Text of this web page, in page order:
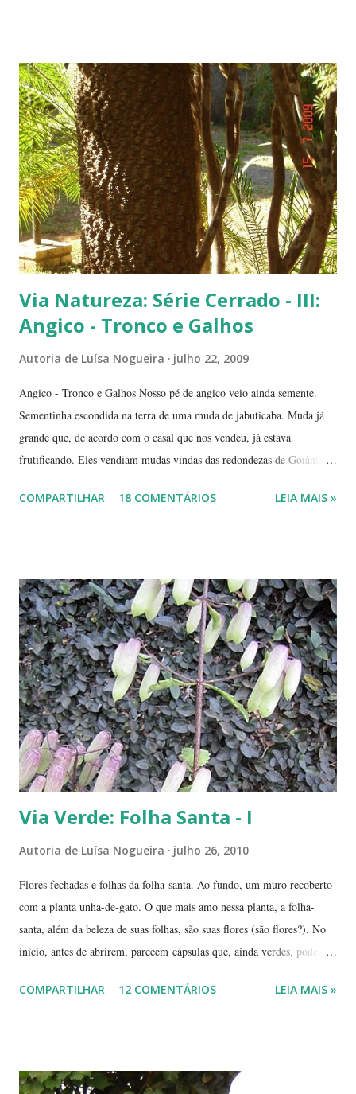
árvores dando as boas vindas na entrada de uma lanchonete, na
rodovia que liga Goiânia a Brasília ( Lanchonete Jerivá ).
Flamboyants do Jerivá Flamboyant amarelo - Este está em Brasília,
logo depois da Ponte das Garças - conhecida como 'a ponte do
(Conjunto Comercial) Gilberto Salomão', no sentid...
Via Natureza: Série Cerrado - III:
Angico - Tronco e Galhos
Autoria de Luísa Nogueira julho 22, 2009
Angico - Tronco e Galhos Nosso pé de angico veio ainda semente.
Sementinha escondida na terra de uma muda de jabuticaba. Muda já
grande que, de acordo com o casal que nos vendeu, já estava
frutificando. Eles vendiam mudas vindas das redondezas de Goiânia.
plantado a jabuticabeira, com bastante cuidado, regando-a
'compridinha' - que nessas alturas já estava do tamanho da
jabuticabeira. Foi aí que soubemos que tínhamos um pé de angico.
Eles nos disseram que de onde tinham plantado as mudas havia muito
angiqueiro. Alguma sementinha viajou junto. Pensamos mudá-lo para
outro lugar. Mas ele foi ficando. Quanto mais crescia, mais difícil seria
deslocá-lo. Hoje ele continua lá, coladinho ao pé de jabuticaba,
fazendo sombra para ...
COMPARTILHAR 18 COMENTÁRIOS LEIA MAIS »
Via Verde: Folha Santa - I
Autoria de Luísa Nogueira julho 26, 2010
Flores fechadas e folhas da folha-santa. Ao fundo, um muro recoberto
com a planta unha-de-gato. O que mais amo nessa planta, a folha-
santa, além da beleza de suas folhas, são suas flores (são flores?). No
início, antes de abrirem, parecem cápsulas que, ainda verdes, podem
As fotos de hoje são de cachos de suas flores ainda amadurecendo.
família das crassuláceas - Folha-santa. Ao fundo: Agave, dracena e
COMPARTILHAR 12 COMENTÁRIOS LEIA MAIS »